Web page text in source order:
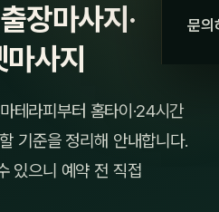
강원
문의
장마사지·
사지
테라피부터 홈타이·24시간
기준을 정리해 안내합니다.
있으니 예약 전 직접